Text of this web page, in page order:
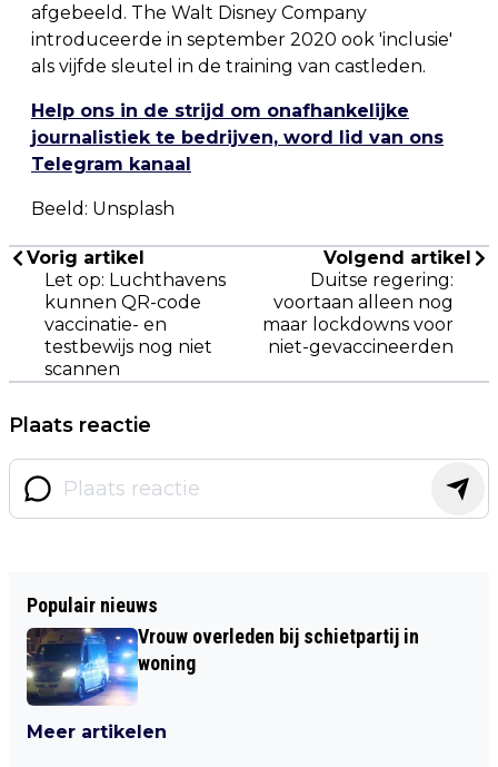
afgebeeld. The Walt Disney Company
introduceerde in september 2020 ook 'inclusie'
als vijfde sleutel in de training van castleden.
Help ons in de strijd om onafhankelijke
journalistiek te bedrijven, word lid van ons
Telegram kanaal
Beeld: Unsplash
Vorig artikel
Let op: Luchthavens
kunnen QR-code
vaccinatie- en
testbewijs nog niet
scannen
Volgend artikel
Duitse regering:
voortaan alleen nog
maar lockdowns voor
niet-gevaccineerden
Plaats reactie
Populair nieuws
Vrouw overleden bij schietpartij in
woning
Meer artikelen